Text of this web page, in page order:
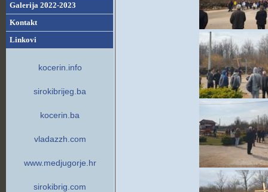
Galerija 2022-2023
Kontakt
Linkovi
kocerin.info
sirokibrijeg.ba
kocerin.ba
vladazzh.com
www.medjugorje.hr
sirokibrig.com